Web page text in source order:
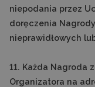
niepodania przez
doręczenia
nieprawidłowych
11. Każda Nagroda
Organizatora na